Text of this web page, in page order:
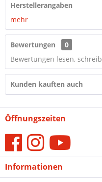
Herstellerangaben
mehr
Bewertungen
0
Bewertungen lesen,
Kunden kauften auch
Öffnungszeiten
Informationen